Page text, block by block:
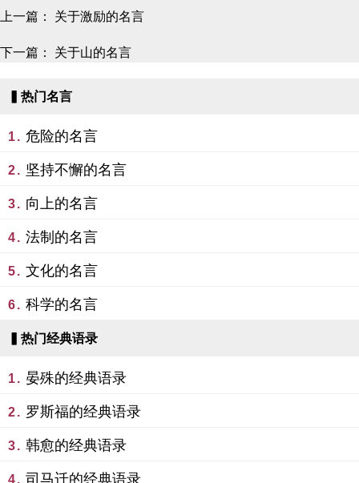
上一篇： 关于激励的名言
下一篇： 关于山的名言
▍热门名言
1. 危险的名言
2. 坚持不懈的名言
3. 向上的名言
4. 法制的名言
5. 文化的名言
6. 科学的名言
▍热门经典语录
1. 晏殊的经典语录
2. 罗斯福的经典语录
3. 韩愈的经典语录
4. 司马迁的经典语录